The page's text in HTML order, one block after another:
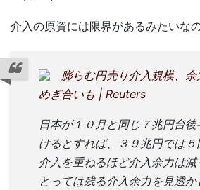
介入の原資には限界があるみたいな
膨らむ円売り介入規模、
めぎ合いも | Reuters
日本が１０月と同じ７兆円台
けるとすれば、３９兆円では５
介入を重ねるほど介入余力は
とっては残る介入余力を見透